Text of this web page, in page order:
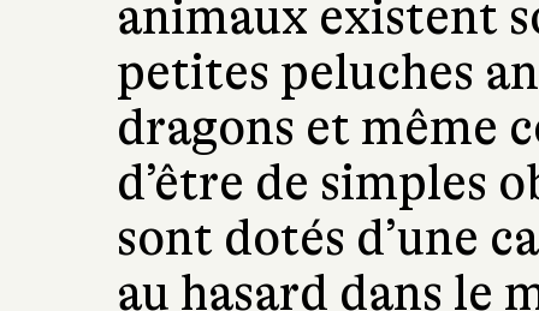
animaux existent
petites peluches
dragons et même
d’être de simples
sont dotés d’une
au hasard dans le